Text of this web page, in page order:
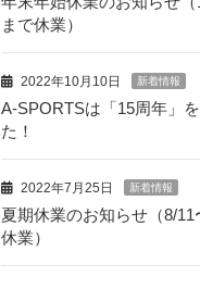
まで休業）
2022年10月10日 新着情報
A-SPORTSは「15周年」
た！
2022年7月25日 新着情報
夏期休業のお知らせ（8/11
休業）